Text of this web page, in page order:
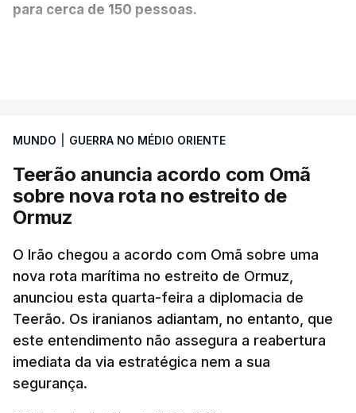
para cerca de 150 pessoas.
que já colaborou com a Administração norte-
americana em projetos no Médio Oriente,
nomeadamente no Iraque.
militar deverá ficar nos 60 por cento de
território de Gaza que Israel controla e a cerca
de 1,5 quilómetros da fronteira com Israel.
Permite, desta forma, uma extração rápida em
caso de ataque.
Segundo um funcionário do Conselho de Paz, a
MUNDO GUERRA NO MÉDIO ORIENTE
Teerão anuncia acordo com Omã
sobre nova rota no estreito de
Ormuz
O Irão chegou a acordo com Omã sobre uma
nova rota marítima no estreito de Ormuz,
anunciou esta quarta-feira a diplomacia de
Teerão. Os iranianos adiantam, no entanto, que
este entendimento não assegura a reabertura
imediata da via estratégica nem a sua
segurança.